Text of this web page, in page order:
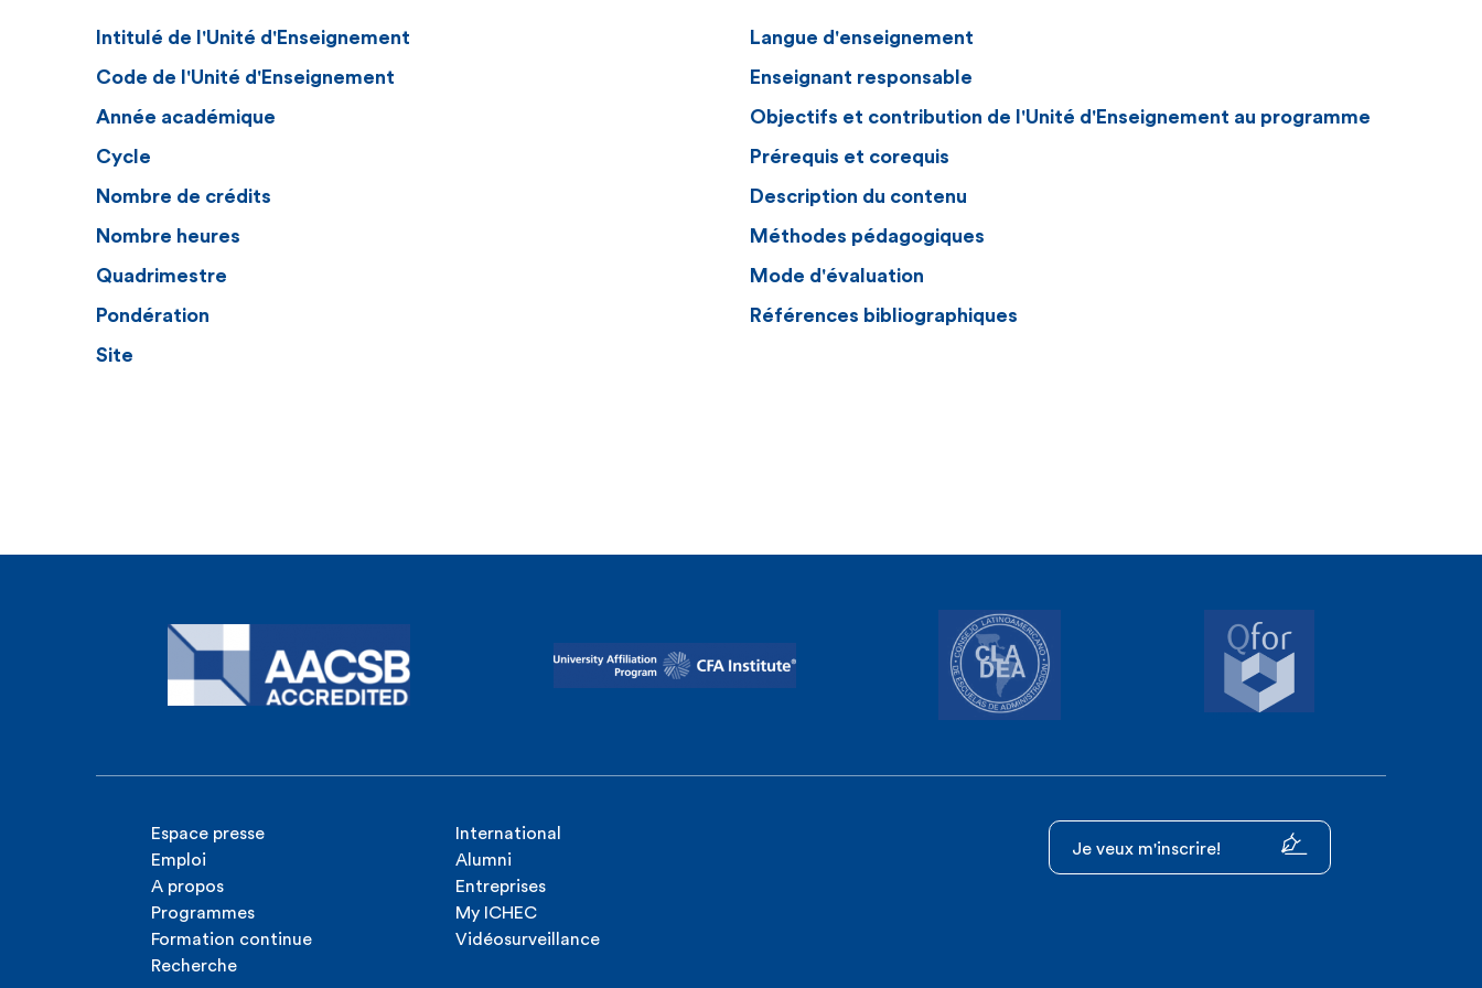
Intitulé de l'Unité d'Enseignement
Code de l'Unité d'Enseignement
Année académique
Cycle
Nombre de crédits
Nombre heures
Quadrimestre
Pondération
Site
Langue d'enseignement
Enseignant responsable
Objectifs et contribution de l'Unité d'Enseignement au programme
Prérequis et corequis
Description du contenu
Méthodes pédagogiques
Mode d'évaluation
Références bibliographiques
Espace presse
Emploi
A propos
Programmes
Formation continue
Recherche
International
Alumni
Entreprises
My ICHEC
Vidéosurveillance
Je veux m'inscrire!